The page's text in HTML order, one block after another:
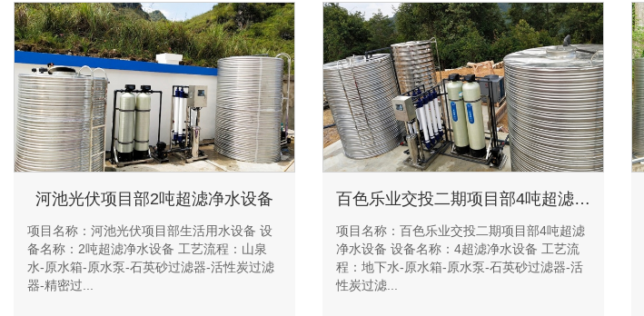
河池光伏项目部2吨超滤净水设备
项目名称：河池光伏项目部生活用水设备 设
备名称：2吨超滤净水设备 工艺流程：山泉
水-原水箱-原水泵-石英砂过滤器-活性炭过滤
器-精密过...
百色乐业交投二期项目部4吨超滤净水设备
项目名称：百色乐业交投二期项目部4吨超滤
净水设备 设备名称：4超滤净水设备 工艺流
程：地下水-原水箱-原水泵-石英砂过滤器-活
性炭过滤...